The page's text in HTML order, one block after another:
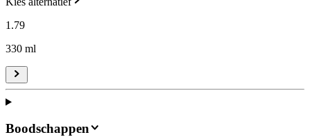
1.79
330 ml
Boodschappen